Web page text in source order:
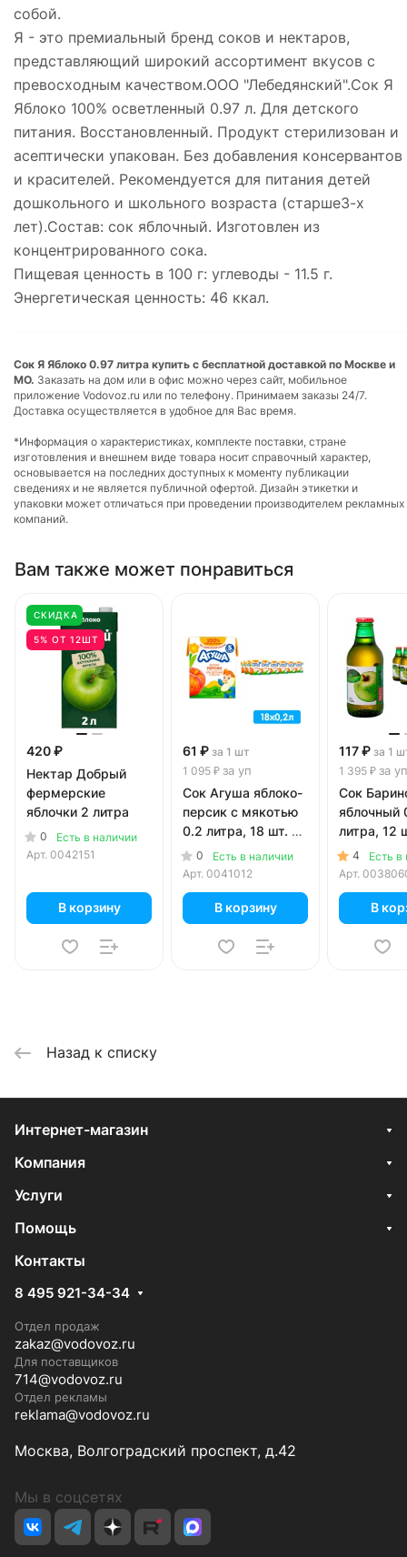
собой.
Я - это премиальный бренд соков и нектаров,
представляющий широкий ассортимент вкусов с
превосходным качеством.ООО "Лебедянский".Сок Я
Яблоко 100% осветленный 0.97 л. Для детского
питания. Восстановленный. Продукт стерилизован и
асептически упакован. Без добавления консервантов
и красителей. Рекомендуется для питания детей
дошкольного и школьного возраста (старше3-х
лет).Состав: сок яблочный. Изготовлен из
концентрированного сока.
Пищевая ценность в 100 г: углеводы - 11.5 г.
Энергетическая ценность: 46 ккал.
Сок Я Яблоко 0.97 литра купить с бесплатной доставкой по Москве и
МО. Заказать на дом или в офис можно через сайт, мобильное
приложение Vodovoz.ru или по телефону. Принимаем заказы 24/7.
Доставка осуществляется в удобное для Вас время.
*Информация о характеристиках, комплекте поставки, стране
изготовления и внешнем виде товара носит справочный характер,
основывается на последних доступных к моменту публикации
сведениях и не является публичной офертой. Дизайн этикетки и
упаковки может отличаться при проведении производителем рекламных
компаний.
Вам также может понравиться
СКИДКА
5% ОТ 12ШТ
420 ₽
Нектар Добрый
фермерские
яблочки 2 литра
0
Есть в наличии
Арт. 0042151
В корзину
61 ₽ за 1 шт
1 095 ₽ за уп
Сок Агуша яблоко-
персик с мякотью
0.2 литра, 18 шт. в
уп.0
Есть в наличии
Арт. 0041012
В корзину
117 ₽ за 1
1 395 ₽ за уп
Сок
яблочный
литра, 12
4
Есть в
Арт.
В
Назад к списку
Интернет-магазин
Компания
Услуги
Помощь
Контакты
8 495 921-34-34
Отдел продаж
zakaz@vodovoz.ru
Для поставщиков
714@vodovoz.ru
Отдел рекламы
reklama@vodovoz.ru
Москва, Волгоградский проспект, д.42
Мы в соцсетях